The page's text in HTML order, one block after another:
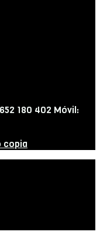
180 402 Móvil: